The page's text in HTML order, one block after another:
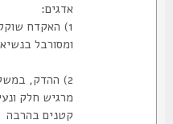
אדגים:
ומסורבל בנשיאה
מרגיש חלק ונעים
קטנים בהרבה